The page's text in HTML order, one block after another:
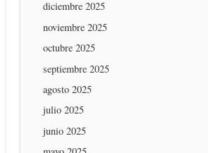
diciembre 2025
noviembre 2025
octubre 2025
septiembre 2025
agosto 2025
julio 2025
junio 2025